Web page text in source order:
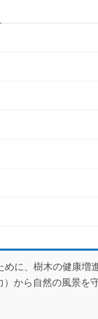
めに、樹木の健康増
から自然の風景を